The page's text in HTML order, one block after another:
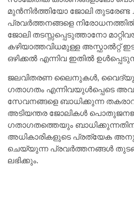
മുൻനിർത്തിയോ ജോലി തുടരേണ്ട
പ്രവർത്തനങ്ങളെ നിരോധനത്തിൽ
ജോലി തടസ്സപ്പെടുത്താനോ
കഴിയാത്തവിധമുള്ള അസ്ഫാൽറ്റ്
ഒഴിക്കൽ എന്നിവ ഇതിൽ
ജലവിതരണ ലൈനുകൾ,
ഗതാഗതം എന്നിവയുൾപ്പെടെ
സേവനങ്ങളെ ബാധിക്കുന്ന
അടിയന്തര ജോലികൾ
ഗതാഗതത്തെയും
അധികാരികളുടെ പ്രത്യേക
ചെയ്യുന്ന പ്രവർത്തനങ്ങൾ
ലഭിക്കും.